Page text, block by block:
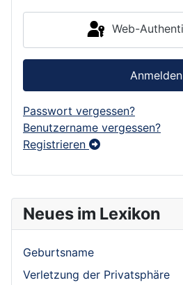
Neues im Lexikon
Geburtsname
Verletzung der Privatsphäre
Web-
Anmelden
Passwort vergessen?
Benutzername vergessen?
Registrieren